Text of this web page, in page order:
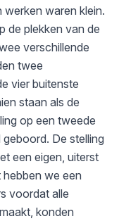
werken waren klein.
de plekken van de
verschillende
twee
vier buitenste
staan als de
op een tweede
De stelling
een eigen, uiterst
we een
voordat alle
konden